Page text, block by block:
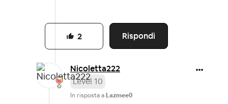
Rispondi
2
Nicoletta222
Level 10
In risposta a Lazmee0